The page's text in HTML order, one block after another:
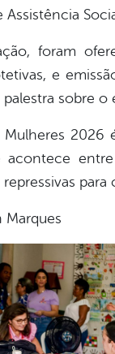
Assistência
foram
e
palestra sobre
Mulheres 2026
acontece
repressivas
Marques